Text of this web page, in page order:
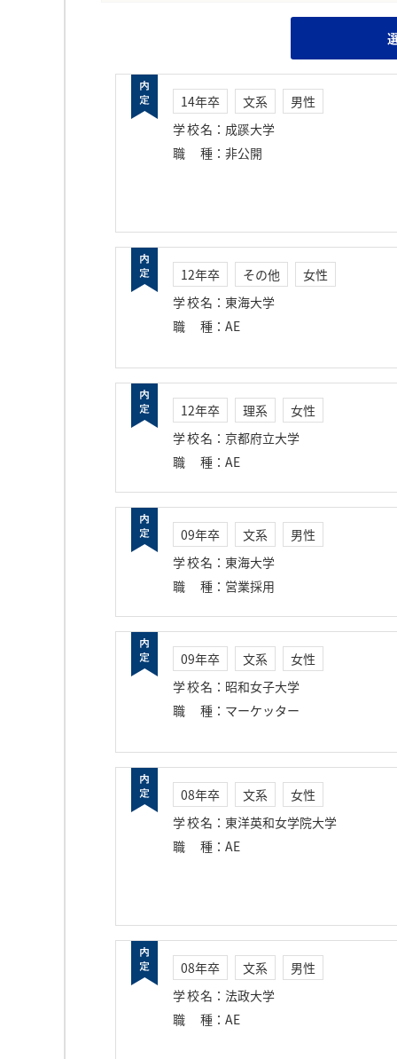
14年卒 文系
男性
学校名 ： 成蹊大学
職種 ： 非公開
12年卒 その他
女性
学校名 ： 東海大学
職種 ： AE
12年卒 理系
女性
学校名 ： 京都府立大学
職種 ： AE
09年卒 文系
男性
学校名 ： 東海大学
職種 ： 営業採用
09年卒 文系
女性
学校名 ： 昭和女子大学
職種 ： マーケッター
08年卒 文系
女性
学校名 ： 東洋英和女学院大学
職種 ： AE
08年卒 文系
男性
学校名 ： 法政大学
職種 ： AE